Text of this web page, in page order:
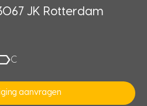
JK Rotterdam
C
aanvragen